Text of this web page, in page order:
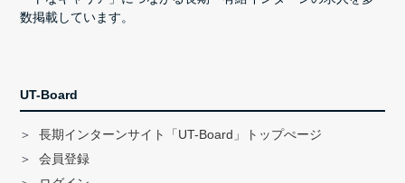
数掲載しています。
UT-Board
長期インターンサイト「UT-Board」トップぺージ
会員登録